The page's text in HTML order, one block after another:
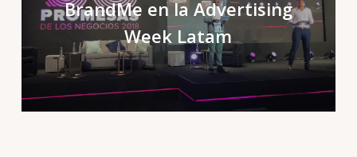
BrandMe en la Advertising
Week Latam